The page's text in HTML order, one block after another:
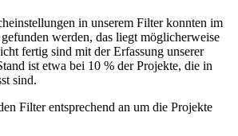
in unserem Filter konnten im
werden, das liegt möglicherweise
fertig sind mit der Erfassung unserer
ist etwa bei 10 % der Projekte, die in
sind.
Filter entsprechend an um die Projekte